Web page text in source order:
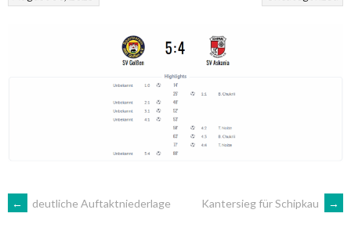
ARTIKEL-
← deutliche Auftaktniederlage Kantersieg für Schipkau →